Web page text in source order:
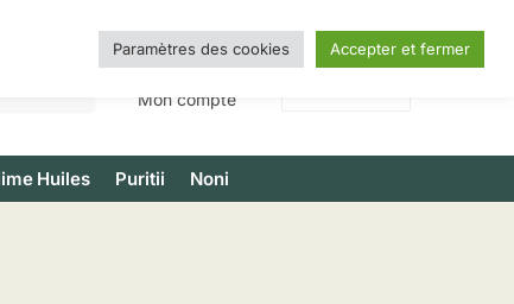
Mon compte
Huiles Puritii Noni
Paramètres des cookies Accepter et fermer